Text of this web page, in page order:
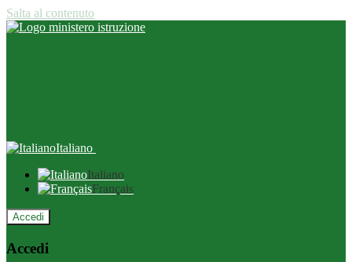
Salta al contenuto
Italiano
Italiano
Français
Accedi
Accedi